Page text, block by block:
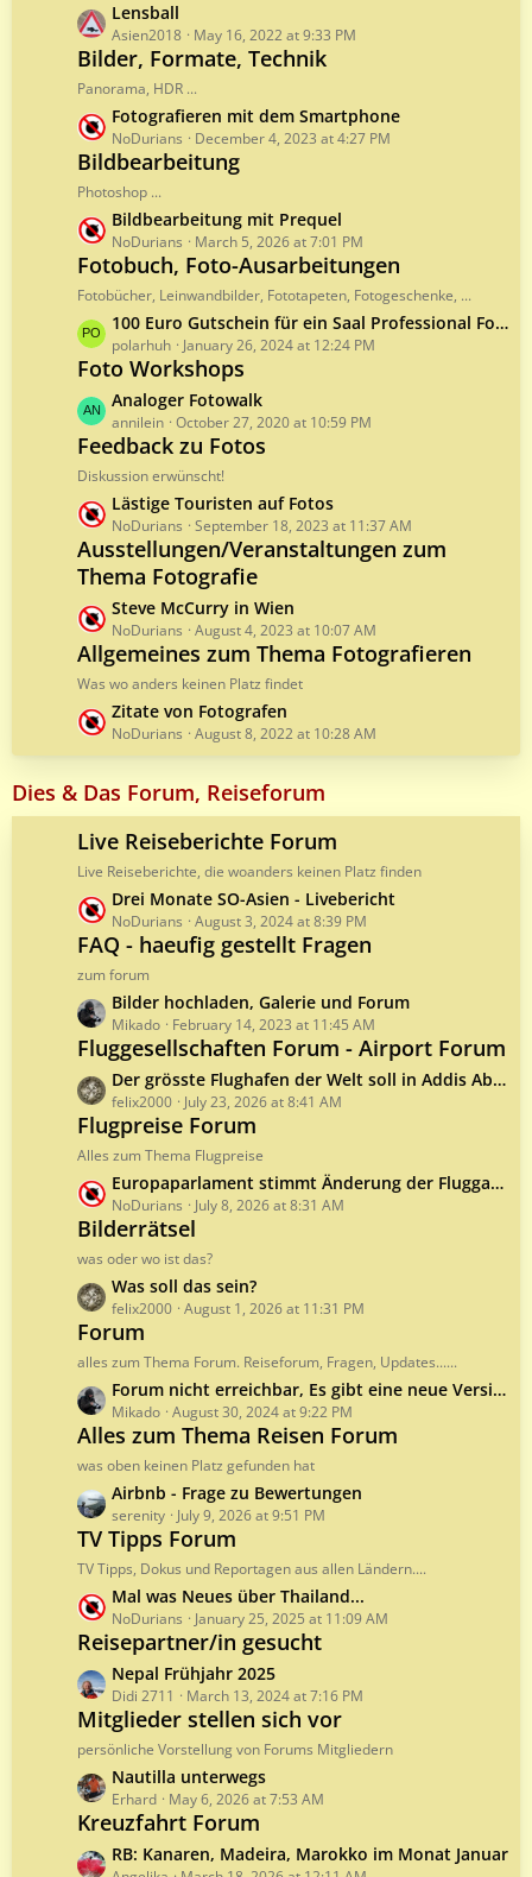
o
s
s
L
a
s
t
o
s
s
Lensball
Asien2018 May 16, 2022 at 9:33 PM
Bilder, Formate, Technik
Panorama, HDR ...
L
a
s
t
o
s
s
Fotografieren mit dem Smartphone
NoDurians December 4, 2023 at 4:27 PM
Bildbearbeitung
Photoshop ...
L
a
s
t
o
s
s
Bildbearbeitung mit Prequel
NoDurians March 5, 2026 at 7:01 PM
Fotobuch, Foto-Ausarbeitungen
Fotobücher, Leinwandbilder, Fototapeten, Fotogeschenke, ...
L
a
s
t
P
o
s
t
s
100 Euro Gutschein für ein Saal Professional Fotobuch
polarhuh January 26, 2024 at 12:24 PM
Foto Workshops
L
a
s
t
o
s
t
s
Analoger Fotowalk
annilein October 27, 2020 at 10:59 PM
Feedback zu Fotos
Diskussion erwünscht!
L
a
s
t
o
s
t
s
Lästige Touristen auf Fotos
NoDurians September 18, 2023 at 11:37 AM
Ausstellungen/Veranstaltungen zum
Thema Fotografie
L
a
s
t
o
s
Steve McCurry in Wien
NoDurians August 4, 2023 at 10:07 AM
Allgemeines zum Thema Fotografieren
Was wo anders keinen Platz findet
L
a
s
P
o
s
t
s
Zitate von Fotografen
NoDurians August 8, 2022 at 10:28 AM
Dies & Das Forum, Reiseforum
Live Reiseberichte Forum
Live Reiseberichte, die woanders keinen Platz finden
L
a
s
t
o
s
s
Drei Monate SO-Asien - Livebericht
NoDurians August 3, 2024 at 8:39 PM
FAQ - haeufig gestellt Fragen
zum forum
L
a
s
t
P
o
s
t
s
Bilder hochladen, Galerie und Forum
Mikado February 14, 2023 at 11:45 AM
Fluggesellschaften Forum - Airport Forum
L
a
s
t
o
s
s
Der grösste Flughafen der Welt soll in Addis Abeba entstehen
felix2000 July 23, 2026 at 8:41 AM
Flugpreise Forum
Alles zum Thema Flugpreise
L
a
s
t
o
s
s
Europaparlament stimmt Änderung der Fluggastrechte zu
NoDurians July 8, 2026 at 8:31 AM
Bilderrätsel
was oder wo ist das?
L
a
s
t
o
s
s
Was soll das sein?
felix2000 August 1, 2026 at 11:31 PM
Forum
alles zum Thema Forum. Reiseforum, Fragen, Updates......
L
a
s
t
o
s
s
Forum nicht erreichbar, Es gibt eine neue Version
Mikado August 30, 2024 at 9:22 PM
Alles zum Thema Reisen Forum
was oben keinen Platz gefunden hat
L
a
s
t
o
s
s
Airbnb - Frage zu Bewertungen
serenity July 9, 2026 at 9:51 PM
TV Tipps Forum
TV Tipps, Dokus und Reportagen aus allen Ländern....
L
a
s
t
P
o
t
s
Mal was Neues über Thailand...
NoDurians January 25, 2025 at 11:09 AM
Reisepartner/in gesucht
L
a
s
t
o
s
s
Nepal Frühjahr 2025
Didi 2711 March 13, 2024 at 7:16 PM
Mitglieder stellen sich vor
persönliche Vorstellung von Forums Mitgliedern
L
a
s
t
P
Nautilla unterwegs
Erhard May 6, 2026 at 7:53 AM
Kreuzfahrt Forum
L
RB: Kanaren, Madeira, Marokko im Monat Januar